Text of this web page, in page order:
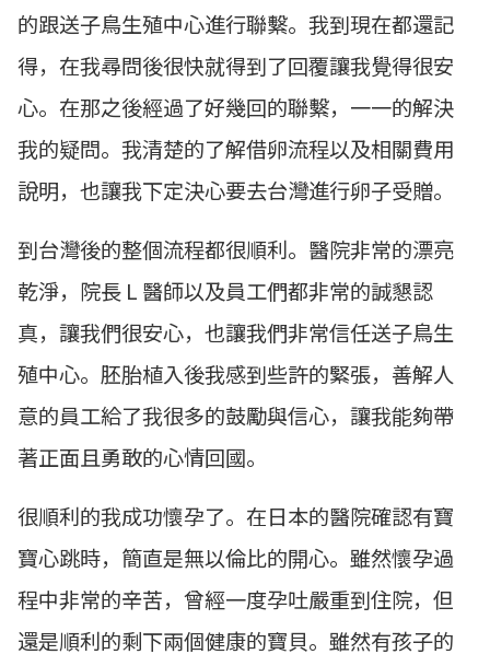
的跟送子鳥生殖中心進行聯繫。我到現在都還記
得，在我尋問後很快就得到了回覆讓我覺得很安
心。在那之後經過了好幾回的聯繫，一一的解決
我的疑問。我清楚的了解借卵流程以及相關費用
說明，也讓我下定決心要去台灣進行卵子受贈。
到台灣後的整個流程都很順利。醫院非常的漂亮
乾淨，院長 L 醫師以及員工們都非常的誠懇認
真，讓我們很安心，也讓我們非常信任送子鳥生
殖中心。胚胎植入後我感到些許的緊張，善解人
意的員工給了我很多的鼓勵與信心，讓我能夠帶
著正面且勇敢的心情回國。
很順利的我成功懷孕了。在日本的醫院確認有寶
寶心跳時，簡直是無以倫比的開心。雖然懷孕過
程中非常的辛苦，曾經一度孕吐嚴重到住院，但
還是順利的剩下兩個健康的寶貝。雖然有孩子的